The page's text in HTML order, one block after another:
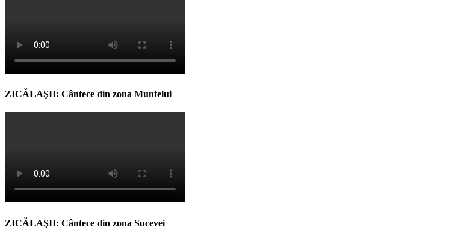
ZICĂLAŞII: Cântece din zona Muntelui
ZICĂLAŞII: Cântece din zona Sucevei